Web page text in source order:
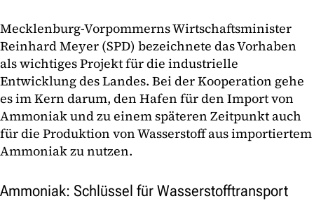
Mecklenburg-Vorpommerns Wirtschaftsminister
Reinhard Meyer (SPD) bezeichnete das Vorhaben
als wichtiges Projekt für die industrielle
Entwicklung des Landes. Bei der Kooperation gehe
es im Kern darum, den Hafen für den Import von
Ammoniak und zu einem späteren Zeitpunkt auch
für die Produktion von Wasserstoff aus importiertem
Ammoniak zu nutzen.
Ammoniak: Schlüssel für Wasserstofftransport